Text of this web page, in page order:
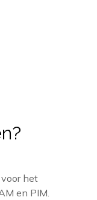
het
en PIM.